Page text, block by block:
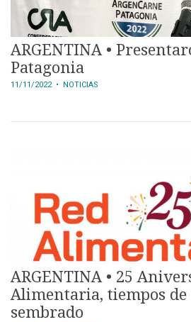
ARGENTINA •
Patagonia
11/11/2022• NOTICIAS
ARGENTINA • 25
Alimentaria, tiempos
sembrado